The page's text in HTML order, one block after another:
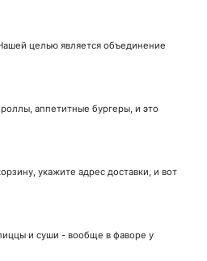
целью является объединение
аппетитные бургеры, и это
укажите адрес доставки, и вот
и суши - вообще в фаворе у